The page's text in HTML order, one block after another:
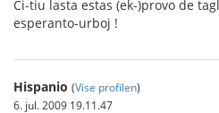
Ĉi-tiu lasta estas (ek-)provo de
esperanto-urboj !
Hispanio (Vise profilen)
6. jul. 2009 19.11.47